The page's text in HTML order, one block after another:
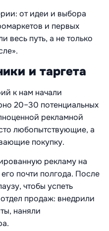
от идеи и выбора
и первых
весь путь, а не только
и таргета
к нам начали
20–30 потенциальных
рекламной
любопытствующие, а
покупку.
рекламу на
почти полгода. После
чтобы успеть
продаж: внедрили
наняли